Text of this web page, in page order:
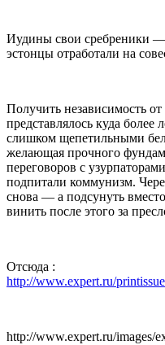
Иудины свои сребреники
эстонцы отработали на
Получить независимость
представлялось куда более
слишком щепетильными
желающая прочного
переговоров с
подпитали коммунизм.
снова — а подсунуть
винить после этого за
Отсюда :
http://www.expert.ru/
http://www.expert.ru/images/